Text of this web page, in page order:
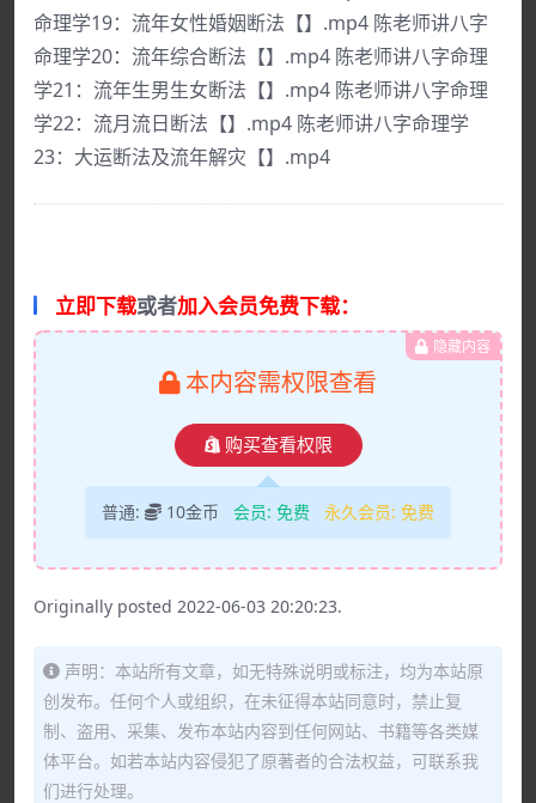
命理学19：流年女性婚姻断法【】.mp4 陈老师讲八字
命理学20：流年综合断法【】.mp4 陈老师讲八字命理
学21：流年生男生女断法【】.mp4 陈老师讲八字命理
学22：流月流日断法【】.mp4 陈老师讲八字命理学
23：大运断法及流年解灾【】.mp4
立即下载或者加入会员免费下载：
隐藏内容
本内容需权限查看
购买查看权限
普通: 10金币 会员: 免费 永久会员: 免费
Originally posted 2022-06-03 20:20:23.
声明：本站所有文章，如无特殊说明或标注，均为本站原
创发布。任何个人或组织，在未征得本站同意时，禁止复
制、盗用、采集、发布本站内容到任何网站、书籍等各类媒
体平台。如若本站内容侵犯了原著者的合法权益，可联系我
们进行处理。